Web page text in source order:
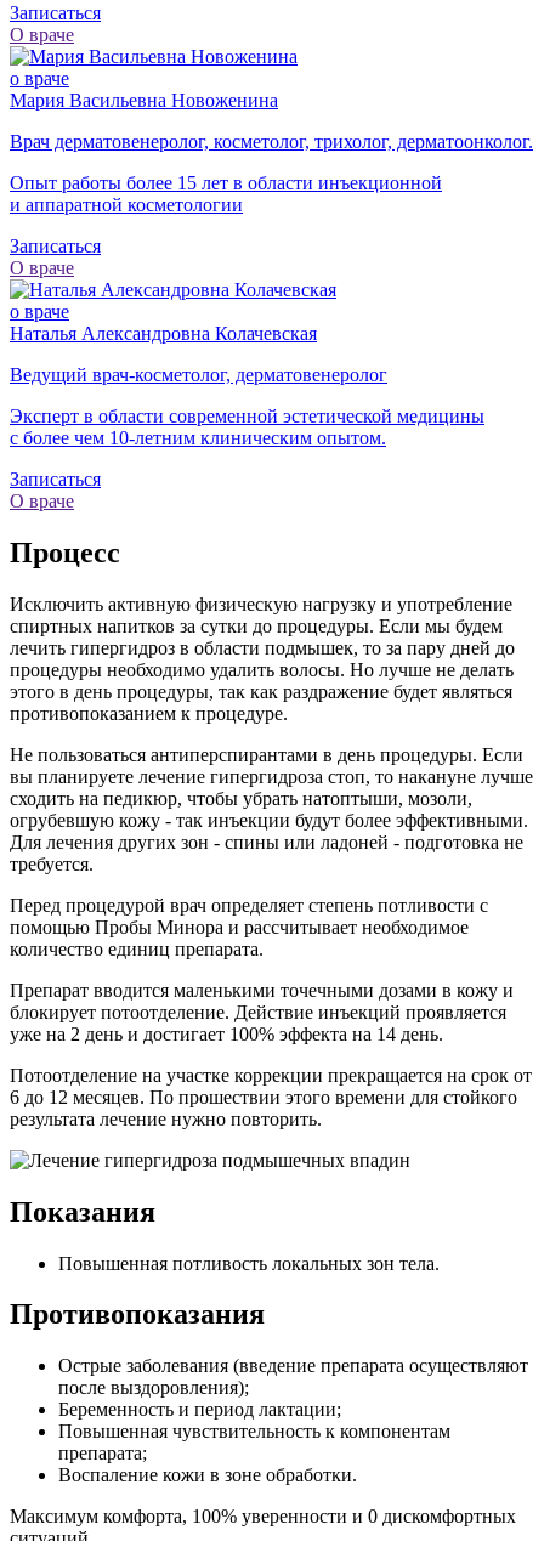
Записаться
О враче
о враче
Мария Васильевна Новоженина
Врач дерматовенеролог, косметолог, трихолог, дерматоонколог.
Опыт работы более 15 лет в области инъекционной
и аппаратной косметологии
Записаться
О враче
о враче
Наталья Александровна Колачевская
Ведущий врач-косметолог, дерматовенеролог
Эксперт в области современной эстетической медицины
с более чем 10-летним клиническим опытом.
Записаться
О враче
Процесс
Исключить активную физическую нагрузку и употребление
спиртных напитков за сутки до процедуры. Если мы будем
лечить гипергидроз в области подмышек, то за пару дней до
процедуры необходимо удалить волосы. Но лучше не делать
этого в день процедуры, так как раздражение будет являться
противопоказанием к процедуре.
Не пользоваться антиперспирантами в день процедуры. Если
вы планируете лечение гипергидроза стоп, то накануне лучше
сходить на педикюр, чтобы убрать натоптыши, мозоли,
огрубевшую кожу - так инъекции будут более эффективными.
Для лечения других зон - спины или ладоней - подготовка не
требуется.
Перед процедурой врач определяет степень потливости с
помощью Пробы Минора и рассчитывает необходимое
количество единиц препарата.
Препарат вводится маленькими точечными дозами в кожу и
блокирует потоотделение. Действие инъекций проявляется
уже на 2 день и достигает 100% эффекта на 14 день.
Потоотделение на участке коррекции прекращается на срок от
6 до 12 месяцев. По прошествии этого времени для стойкого
результата лечение нужно повторить.
Показания
Повышенная потливость локальных зон тела.
Противопоказания
Острые заболевания (введение препарата осуществляют
после выздоровления);
Беременность и период лактации;
Повышенная чувствительность к компонентам
препарата;
Воспаление кожи в зоне обработки.
Максимум комфорта, 100% уверенности и 0 дискомфортных